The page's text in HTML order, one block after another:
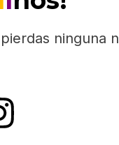
ninguna